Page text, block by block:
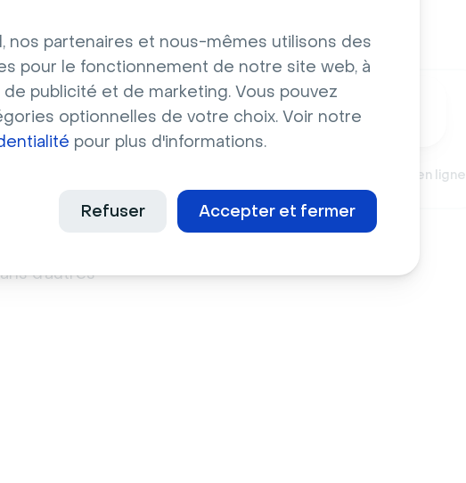
nos partenaires et nous-mêmes utilisons des
pour le fonctionnement de notre site web, à
de publicité et de marketing. Vous pouvez
optionnelles de votre choix. Voir notre
pour plus d'informations.
Accepter et fermer
Refuser
la
bureaux
Europe
pour
et
d’autres
Réunions en ligne